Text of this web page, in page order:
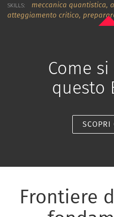
SKILLS: meccanica quantistica,
atteggiamento critico,
Come
questo
SCOPRI
Frontiere